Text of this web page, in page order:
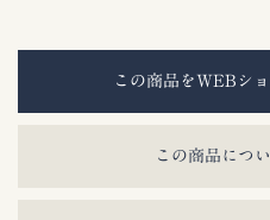
この商品をWEBシ
この商品につ